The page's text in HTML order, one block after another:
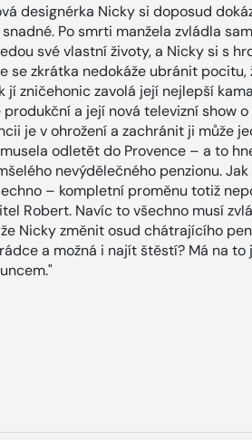
designérka Nicky si doposud
Po smrti manžela zvládla
své vlastní životy, a Nicky si s
se zkrátka nedokáže ubránit
jí zničehonic zavolá její nejlepší
produkční a její nová televizní show
je v ohrožení a zachránit ji může
odletět do Provence – a to
nevýdělečného penzionu.
– kompletní proměnu totiž
Robert. Navíc to všechno musí
Nicky změnit osud chátrajícího
a možná i najít štěstí? Má na